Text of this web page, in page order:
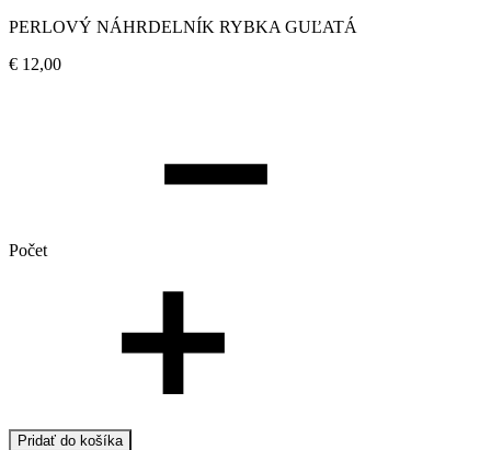
PERLOVÝ NÁHRDELNÍK RYBKA GUĽATÁ
€ 12,00
Počet
Pridať do košíka